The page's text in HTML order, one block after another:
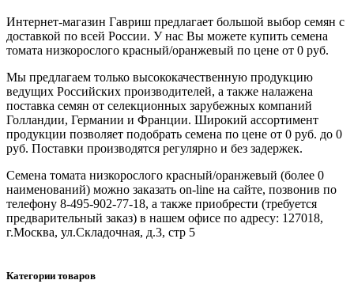
Интернет-магазин Гавриш предлагает большой выбор семян с
доставкой по всей России. У нас Вы можете купить семена
томата низкорослого красный/оранжевый по цене от 0 руб.
Мы предлагаем только высококачественную продукцию
ведущих Российских производителей, а также налажена
поставка семян от селекционных зарубежных компаний
Голландии, Германии и Франции. Широкий ассортимент
продукции позволяет подобрать семена по цене от 0 руб. до 0
руб. Поставки производятся регулярно и без задержек.
Семена томата низкорослого красный/оранжевый (более 0
наименований) можно заказать on-line на сайте, позвонив по
телефону 8-495-902-77-18, а также приобрести (требуется
предварительный заказ) в нашем офисе по адресу: 127018,
г.Москва, ул.Складочная, д.3, стр 5
Категории товаров